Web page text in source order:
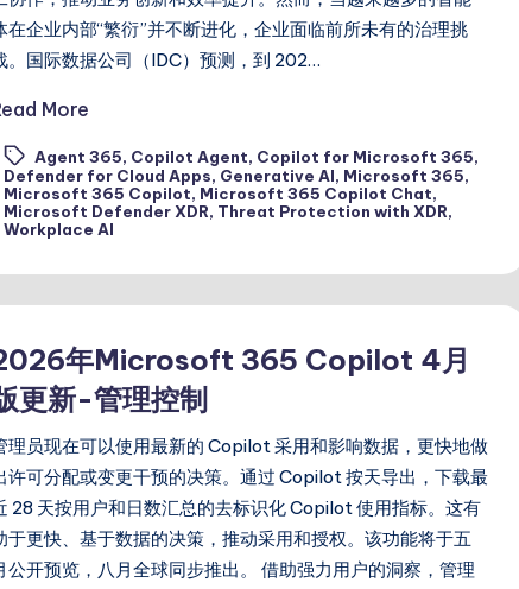
在企业内部“繁衍”并不断进化，企业面临前所未有的治理挑
。国际数据公司（IDC）预测，到 202…
More
Agent 365, Copilot Agent, Copilot for Microsoft 365,
Defender for Cloud Apps, Generative AI, Microsoft 365,
Microsoft 365 Copilot, Microsoft 365 Copilot Chat,
Microsoft Defender XDR, Threat Protection with XDR,
Workplace AI
年Microsoft 365 Copilot 4月
更新-管理控制
理员现在可以使用最新的 Copilot 采用和影响数据，更快地做
许可分配或变更干预的决策。通过 Copilot 按天导出，下载最
28 天按用户和日数汇总的去标识化 Copilot 使用指标。这有
于更快、基于数据的决策，推动采用和授权。该功能将于五
公开预览，八月全球同步推出。 借助强力用户的洞察，管理